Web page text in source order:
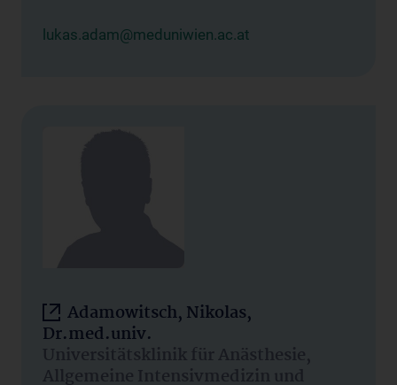
lukas.adam@meduniwien.ac.at
Adamowitsch, Nikolas,
Dr.med.univ.
Universitätsklinik für Anästhesie,
Allgemeine Intensivmedizin und